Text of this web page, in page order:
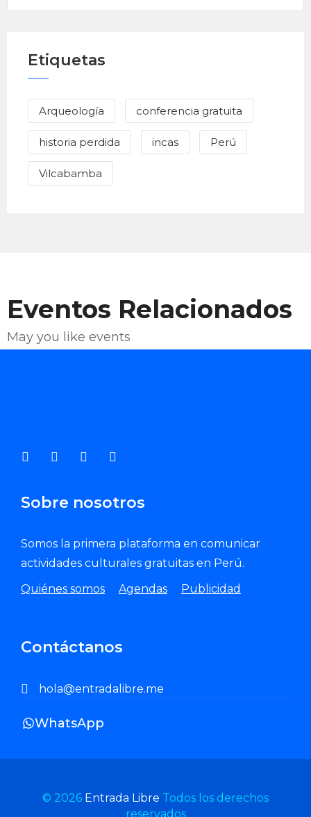
Etiquetas
Arqueología conferencia gratuita
historia perdida incas Perú
Vilcabamba
Eventos Relacionados
May you like events
Sobre nosotros
Somos la primera plataforma en comunicar
actividades culturales gratuitas en Perú.
Quiénes somos
Agendas Publicidad
Contáctanos
hola@entradalibre.me
WhatsApp
© 2026 Entrada Libre Todos los derechos
reservados